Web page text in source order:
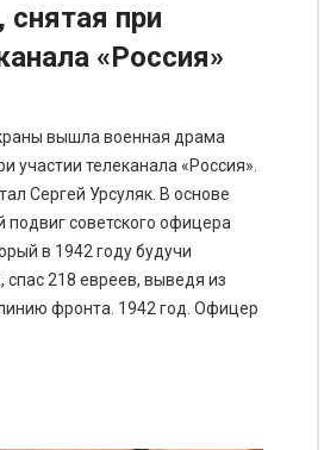
снятая при
«Россия»
вышла военная драма
участии телеканала «Россия».
Сергей Урсуляк. В основе
советского офицера
в 1942 году будучи
спас 218 евреев, выведя из
линию фронта. 1942 год. Офицер